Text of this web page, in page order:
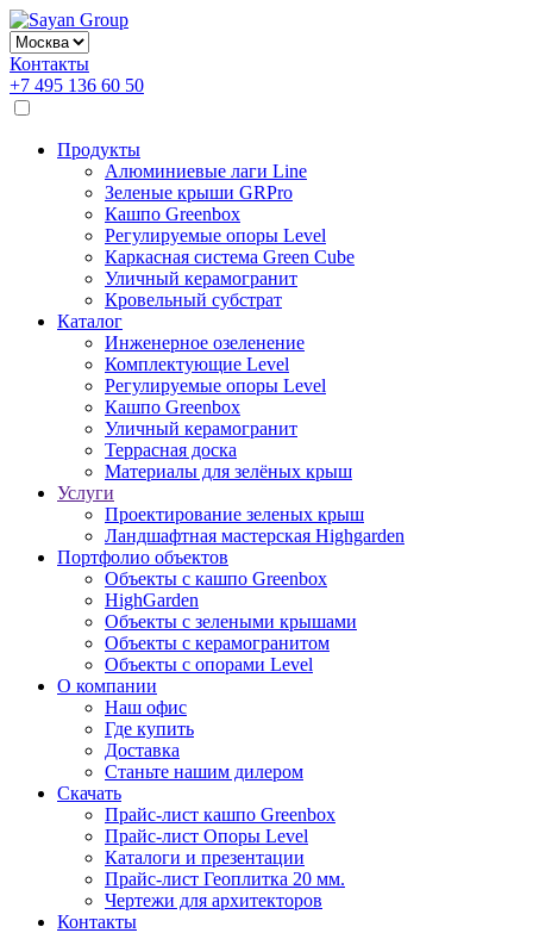
Контакты
+7 495 136 60 50
Продукты
Алюминиевые лаги Line
Зеленые крыши GRPro
Кашпо Greenbox
Регулируемые опоры Level
Каркасная система Green Cube
Уличный керамогранит
Кровельный субстрат
Каталог
Инженерное озеленение
Комплектующие Level
Регулируемые опоры Level
Кашпо Greenbox
Уличный керамогранит
Террасная доска
Материалы для зелёных крыш
Услуги
Проектирование зеленых крыш
Ландшафтная мастерская Highgarden
Портфолио объектов
Объекты с кашпо Greenbox
HighGarden
Объекты с зелеными крышами
Объекты с керамогранитом
Объекты с опорами Level
О компании
Наш офис
Где купить
Доставка
Станьте нашим дилером
Скачать
Прайс-лист кашпо Greenbox
Прайс-лист Опоры Level
Каталоги и презентации
Прайс-лист Геоплитка 20 мм.
Чертежи для архитекторов
Контакты